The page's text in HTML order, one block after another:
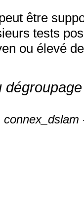
être
tests
ou élevé
connex_dslam